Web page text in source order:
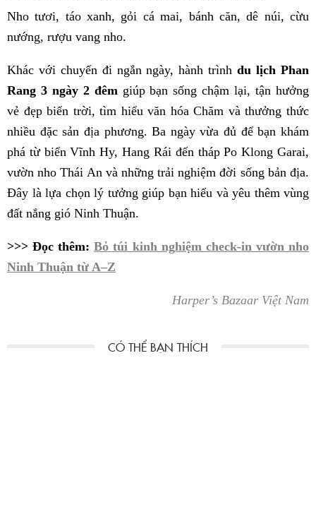
Nho tươi, táo xanh, gỏi cá mai, bánh căn, dê núi, cừu
nướng, rượu vang nho.
Khác với chuyến đi ngắn ngày, hành trìnhdu lịch Phan
Rang 3 ngày 2 đêm giúp bạn sống chậm lại, tận hưởng
vẻ đẹp biển trời, tìm hiểu văn hóa Chăm và thưởng thức
nhiều đặc sản địa phương. Ba ngày vừa đủ để bạn khám
phá từ biển Vĩnh Hy, Hang Rái đến tháp Po Klong Garai,
vườn nho Thái An và những trải nghiệm đời sống bản địa.
Đây là lựa chọn lý tưởng giúp bạn hiểu và yêu thêm vùng
đất nắng gió Ninh Thuận.
>>> Đọc thêm:Bỏ túi kinh nghiệm check-in vườn nho
Ninh Thuận từ A–Z
Harper’s Bazaar Việt Nam